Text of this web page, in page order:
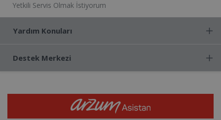
Yetkili Servis Olmak İstiyorum
Yardım Konuları
Destek Merkezi